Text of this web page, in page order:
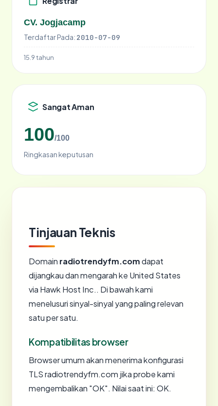
CV. Jogjacamp
Terdaftar Pada: 2010-07-09
15.9 tahun
Sangat Aman
100/100
Ringkasan keputusan
Tinjauan Teknis
Domain radiotrendyfm.comdapat
dijangkau dan mengarah ke United States
via Hawk Host Inc.. Di bawah kami
menelusuri sinyal-sinyal yang paling relevan
satu per satu.
Kompatibilitas browser
Browser umum akan menerima konfigurasi
TLS radiotrendyfm.com jika probe kami
mengembalikan "OK". Nilai saat ini: OK.